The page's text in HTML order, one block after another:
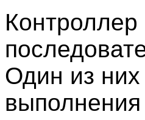
Один из них